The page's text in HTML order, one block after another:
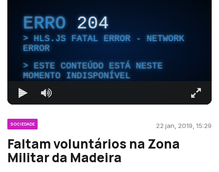
ERRO204
HLS.JS FATAL ERROR - NETWORK
ERROR
ESTE CONTEÚDO ESTÁ NESTE
MOMENTO INDISPONÍVEL
SOCIEDADE 22 jan, 2019, 15:29
Faltam voluntários na Zona
Militar da Madeira